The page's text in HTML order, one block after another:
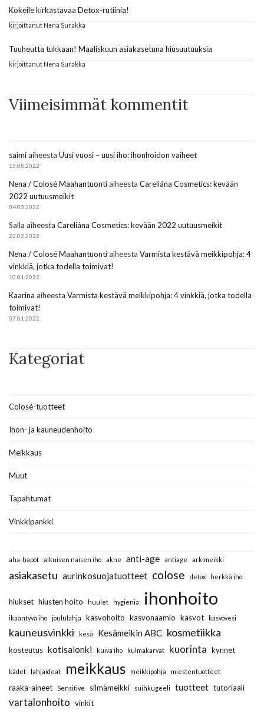
Kokeile kirkastavaa Detox-rutiinia!
kirjoittanut Nena Surakka
Tuuheutta tukkaan! Maaliskuun asiakasetuna hiusuutuuksia
kirjoittanut Nena Surakka
Viimeisimmät kommentit
saimiaiheesta Uusi vuosi – uusi iho: ihonhoidon vaiheet
15.08.2022
Nena / Colosé Maahantuontiaiheesta Careliána Cosmetics: kevään
2022 uutuusmeikit
04.03.2022
Salla aiheesta Careliána Cosmetics: kevään 2022 uutuusmeikit
22.02.2022
Nena / Colosé Maahantuontiaiheesta Varmista kestävä meikkipohja: 4
vinkkiä, jotka todella toimivat!
10.01.2022
Kaarina aiheesta Varmista kestävä meikkipohja: 4 vinkkiä, jotka todella
toimivat!
07.01.2022
Kategoriat
Colosé-tuotteet
Ihon- ja kauneudenhoito
Meikkaus
Muut
Tapahtumat
Vinkkipankki
aha-hapot aikuisen naisen iho akne anti-age antiage arkimeikki
asiakasetu aurinkosuojatuotteet colose detox herkkä iho
hiukset hiusten hoito huulet hygienia ihonhoito
ikääntyvä iho joululahja kasvohoito kasvonaamio kasvot kasvovesi
kauneusvinkki kesä Kesämeikin ABC kosmetiikka
kosteutus kotisalonki kuiva iho kulmakarvat kuorinta kynnet
kädet lahjaideat meikkaus meikkipohja miestentuotteet
raaka-aineet Sensitive silmämeikki suihkugeeli tuotteet tutoriaali
vartalonhoito vinkit